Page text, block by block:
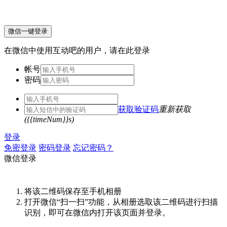
微信一键登录
在微信中使用互动吧的用户，请在此登录
帐号
密码
获取验证码重新获取
({{timeNum}}s)
登录
免密登录 密码登录 忘记密码？
微信登录
将该二维码保存至手机相册
打开微信“扫一扫”功能，从相册选取该二维码进行扫描
识别，即可在微信内打开该页面并登录。